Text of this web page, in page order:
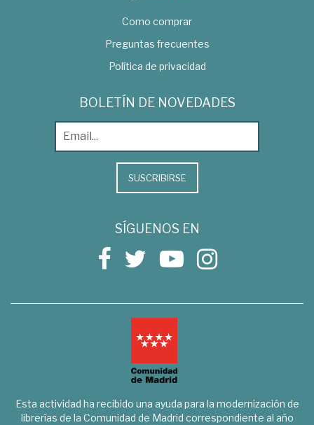
Como comprar
Preguntas frecuentes
Política de privacidad
BOLETÍN DE NOVEDADES
SUSCRIBIRSE
SÍGUENOS EN
Esta actividad ha recibido una ayuda para la modernización de
librerías de la Comunidad de Madrid correspondiente al año